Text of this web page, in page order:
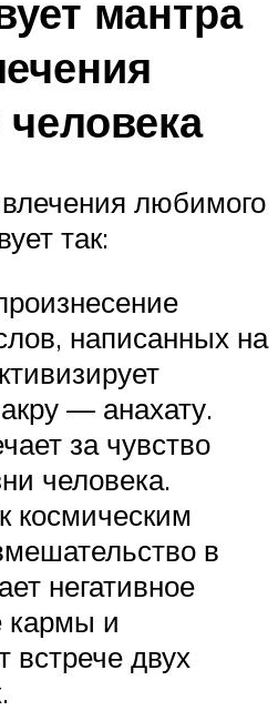
мантра
любимого
так:
написанных на
— анахату.
за чувство
человека.
космическим
в
негативное
кармы и
встрече двух